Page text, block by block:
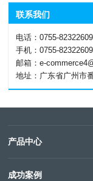
联系我们
电话：0755-82322609
手机：0755-82322609
邮箱：e-
地址：广东省广州市
产品中心
成功案例